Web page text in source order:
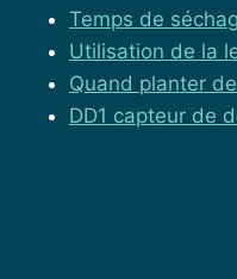
Temps de
Utilisation de la
Quand planter
DD1 capteur de